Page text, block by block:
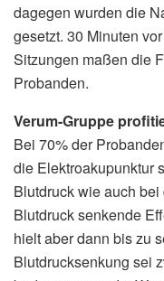
dagegen wurden die
gesetzt. 30 Minuten
Sitzungen maßen die
Probanden.
Verum-Gruppe
Bei 70% der
die Elektroakupunktur
Blutdruck wie auch
Blutdruck senkende
hielt aber dann bis zu
Blutdrucksenkung sei